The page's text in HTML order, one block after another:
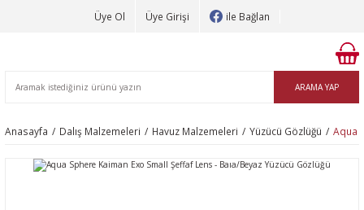
Üye Ol Üye Girişi ile Bağlan
ARAMA YAP
Anasayfa Dalış Malzemeleri Havuz Malzemeleri Yüzücü Gözlüğü Aqua